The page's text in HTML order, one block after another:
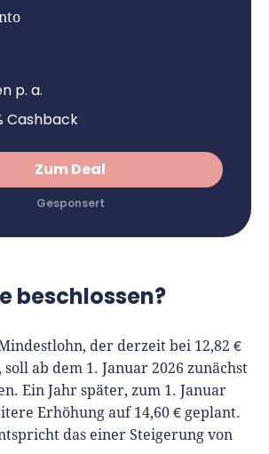
p. a.
Cashback
Zum Deal
beschlossen?
der derzeit bei 12,82 €
ab dem 1. Januar 2026 zunächst
Ein Jahr später, zum 1. Januar
Erhöhung auf 14,60 € geplant.
das einer Steigerung von